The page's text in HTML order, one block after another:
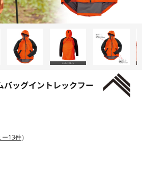
ッグイントレックフー
ー13件）